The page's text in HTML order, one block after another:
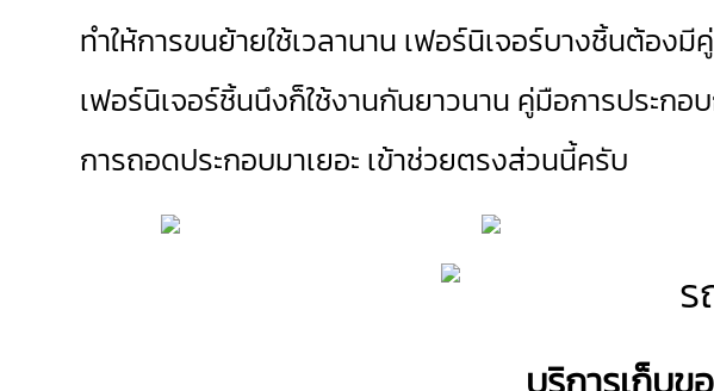
ทำให้การขนย้ายใช้เวลานาน เฟอร์นิเจอร์บางชิ้นต้อ
เฟอร์นิเจอร์ชิ้นนึงก็ใช้งานกันยาวนาน คู่มือการประก
การถอดประกอบมาเยอะ เข้าช่วยตรงส่วนนี้ครับ